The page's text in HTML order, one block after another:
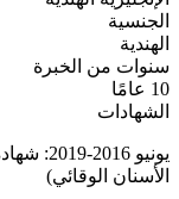
الجنسية
الهندية
سنوات من الخبرة
10 عامًا
الشهادات
الأسنان الوقائي)